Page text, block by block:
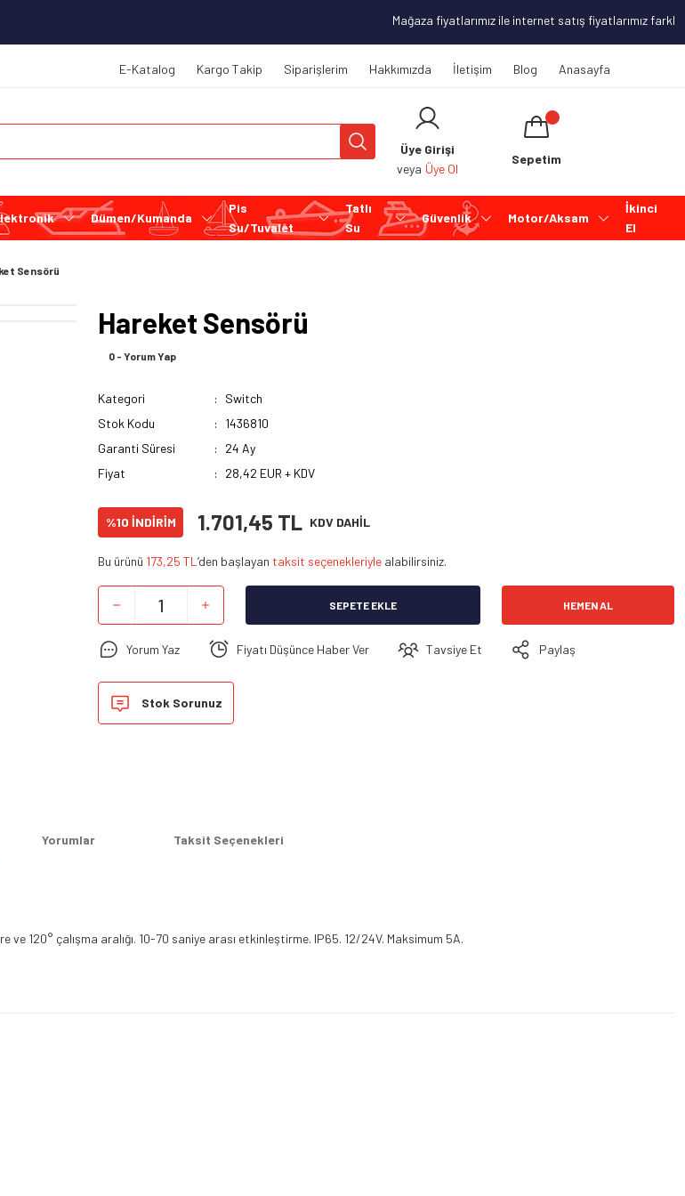
Mağaza fiyatlarımız ile internet satış fiyatlarımız
E-Katalog Kargo Takip Siparişlerim Hakkımızda İletişim Blog Anasayfa
Üye Girişi
veya Üye Ol
Sepetim
Dümen/Kumanda
Pis
Su/Tuvalet
Tatlı
Su
Güvenlik Motor/Aksam
İkinci
El
Sensörü
Hareket Sensörü
0 - Yorum Yap
Kategori
Switch
Stok Kodu
1436810
Garanti Süresi
24 Ay
Fiyat
28,42 EUR + KDV
%10 İNDİRİM 1.701,45 TL KDV DAHİL
Bu ürünü 173,25 TL ’den başlayan taksit seçenekleriyle alabilirsiniz.
SEPETE EKLE HEMEN AL
Yorum Yaz Fiyatı Düşünce Haber Ver Tavsiye Et Paylaş
Stok Sorunuz
Yorumlar Taksit Seçenekleri
120° çalışma aralığı. 10-70 saniye arası etkinleştirme. IP65. 12/24V. Maksimum 5A.